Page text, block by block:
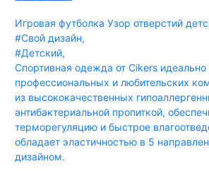
Игровая футболка Узор отверстий
#Свой дизайн,
#Детский,
Спортивная одежда от Cikers идеально
профессиональных и любительских
из высококачественных
антибактериальной пропиткой,
терморегуляцию и быстрое
обладает эластичностью в 5
дизайном.